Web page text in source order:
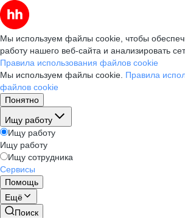
Мы используем файлы cookie, чтобы
работу нашего веб-сайта и анализировать
Правила использования файлов cookie
Мы используем файлы cookie. Правила
файлов cookie
Понятно
Ищу работу
Ищу работу
Ищу работу
Ищу сотрудника
Сервисы
Помощь
Ещё
Поиск